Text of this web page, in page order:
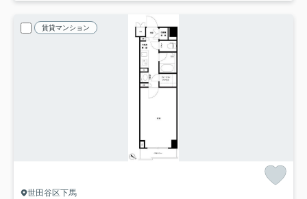
賃貸マンション
世田谷区下馬